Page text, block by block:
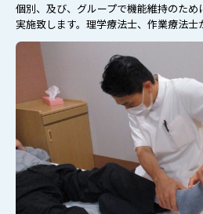
個別、及び、グループで機能維持のた
実施致します。理学療法士、作業療法士